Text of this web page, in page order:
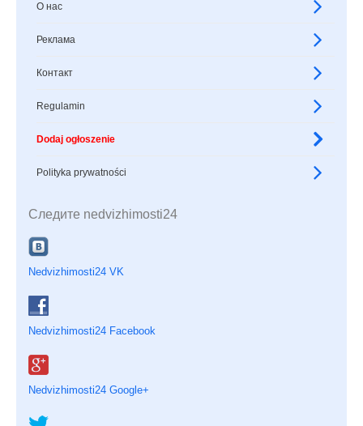
О нас
Реклама
Контакт
Regulamin
Dodaj ogłoszenie
Polityka prywatności
Следите nedvizhimosti24
Nedvizhimosti24 VK
Nedvizhimosti24 Facebook
Nedvizhimosti24 Google+